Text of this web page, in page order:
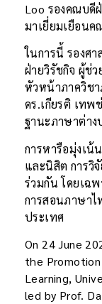
Loo รองคณบดี
มาเยี่ยมเยือนค
ในการนี้ รองศ
ฝ่ายวิรัชกิจ ผู้ช่
หัวหน้าภาควิชา
ดร.เกียรติ เทพ
ฐานะภาษาต่าง
การหารือมุ่งเน้
และนิสิต การวิจั
ร่วมกัน โดยเฉ
การสอนภาษา
ประเทศ
On 24 June
the
Learning,
led by Prof.